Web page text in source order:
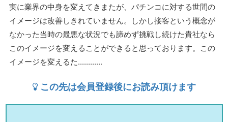
実に業界の中身を変えてきまたが、パチンコに対する世間の
イメージは改善しきれていません。しかし接客という概念が
なかった当時の最悪な状況でも諦めず挑戦し続けた貴社なら
このイメージを変えることができると思っております。この
イメージを変えるた............
この先は会員登録後にお読み頂けます